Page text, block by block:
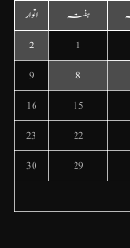
ہفتہ
اتوار
1
2
8
9
15
16
22
23
29
30